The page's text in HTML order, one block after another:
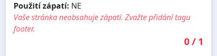
Použití zápatí: NE
Vaše stránka neobsahuje zápatí. Zvažte přidání tagu
footer.
0/ 1